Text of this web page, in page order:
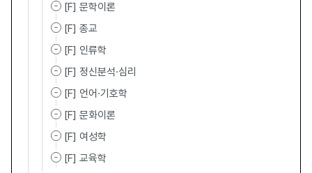
[F] 문학이론
[F] 종교
[F] 인류학
[F] 정신분석·심리
[F] 언어·기호학
[F] 문화이론
[F] 여성학
[F] 교육학